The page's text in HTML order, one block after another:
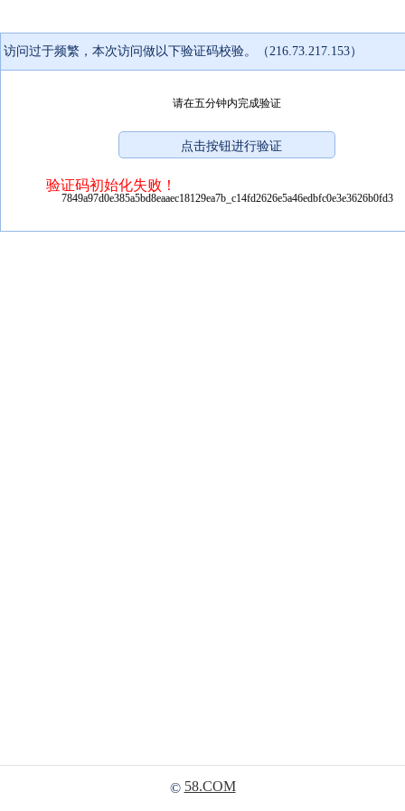
访问过于频繁，本次访问做以下验证码校验。（216.73.217.153）
请在五分钟内完成验证
验证码初始化失败！
7849a97d0e385a5bd8eaaec18129ea7b_c14fd2626e5a46edbfc0e3e3626b0fd3
© 58.COM